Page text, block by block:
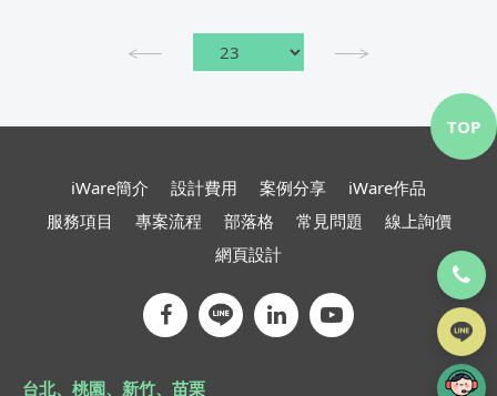
iWare簡介 設計費用 案例分享
iWare作品
服務項目
專案流程 部落格 常見問題
線上詢價
網頁設計
台北、桃園、新竹、苗栗
TOP